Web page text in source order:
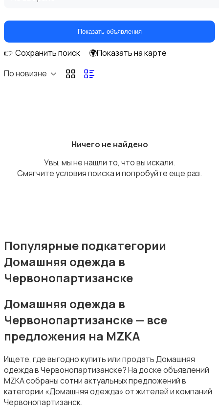
Комбинезоны
Рубашки
Показать объявления
👉 Сохранить поиск
🌍Показать на карте
По новизне
Ничего не найдено
Увы, мы не нашли то, что вы искали.
Смягчите условия поиска и попробуйте еще раз.
Популярные подкатегории
Домашняя одежда в
Червонопартизанске
Домашняя одежда в
Червонопартизанске — все
предложения на MZKA
Ищете, где выгодно купить или продать Домашняя
одежда в Червонопартизанске? На доске объявлений
MZKA собраны сотни актуальных предложений в
категории «Домашняя одежда» от жителей и компаний
Червонопартизанск.